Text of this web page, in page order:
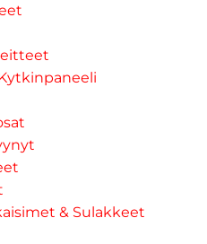
& Sulakkeet